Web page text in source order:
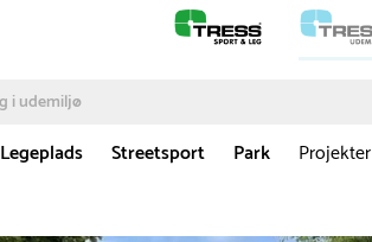
Legeplads
Streetsport Park Projekter